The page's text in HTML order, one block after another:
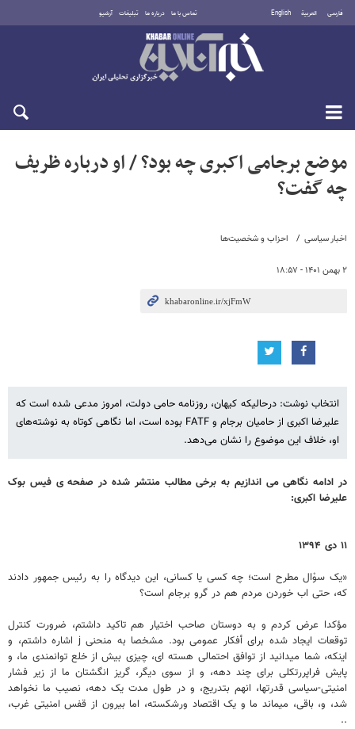
فارسی العربية English تماس با ما درباره ما تبلیغات آرشیو
شنبه ۱۷ مرداد ۱۴۰۵
اخبار سیاسی احزاب و شخصیت‌ها
۲ بهمن ۱۴۰۱ - ۱۸:۵۷
موضع برجامی اکبری چه بود؟ / او درباره ظریف
چه گفت؟
انتخاب نوشت: درحالیکه کیهان، روزنامه حامی دولت، امروز مدعی شده است که
علیرضا اکبری از حامیان برجام و FATF بوده است، اما نگاهی کوتاه به نوشته‌های
او، خلاف این موضوع را نشان می‌دهد.
در ادامه نگاهی می اندازیم به برخی مطالب منتشر شده در صفحه ی فیس بوک
علیرضا اکبری:
۱۱ دی ۱۳۹۴
«یک سوْال مطرح است؛ چه کسی یا کسانی، این دیدگاه را به رئیس جمهور دادند
که، حتی اب خوردن مردم هم در گرو برجام است؟
مؤکدا عرض کردم و به دوستان صاحب اختیار هم تاکید داشتم، ضرورت کنترل
توقعات ایجاد شده برای أفکار عمومی بود. مشخصا به منحنی j اشاره داشتم، و
اینکه، شما میدانید از توافق احتمالی هسته ای، چیزی بیش از خلع توانمندی ما، و
پایش فراپررتکلی برای چند دهه، و از سوی دیگر، گریز انگشتان ما از زیر فشار
امنیتی-سیاسی قدرتها، انهم بتدریج، و در طول مدت یک دهه، نصیب ما نخواهد
شد، و، باقی، میماند ما و یک اقتصاد ورشکسته، اما بیرون از قفس امنیتی غرب،
..